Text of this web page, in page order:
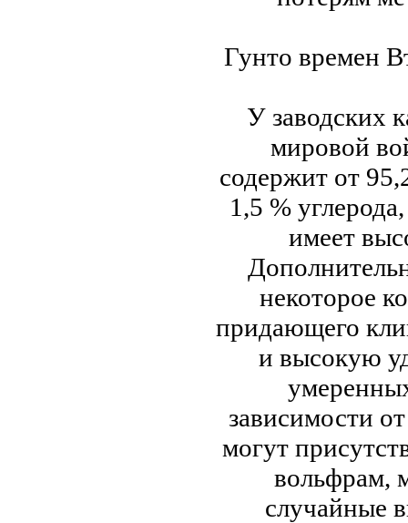
Гунто времен
У заводских
мировой
содержит от
1,5 %
имеет
некоторое
придающего
и высокую
зависимости
могут
вольфрам,
случайные